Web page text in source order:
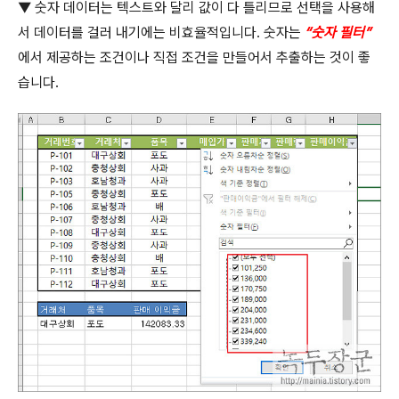
▼ 숫자 데이터는 텍스트와 달리 값이 다 틀리므로 선택을 사용해
서 데이터를 걸러 내기에는 비효율적입니다. 숫자는 “숫자 필터”
에서 제공하는 조건이나 직접 조건을 만들어서 추출하는 것이 좋
습니다.